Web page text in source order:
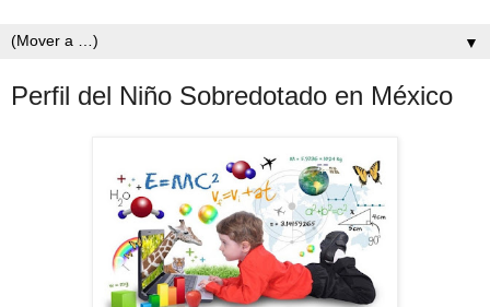
▼
Perfil del Niño Sobredotado en México